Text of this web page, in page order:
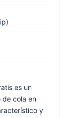
es un
de cola en
y